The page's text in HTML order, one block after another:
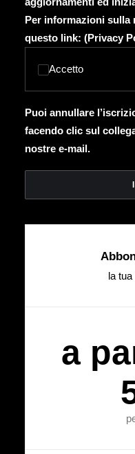
Per informazioni sulla
questo link: (Privacy
Accetto
Puoi annullare
facendo clic sul
nostre e-mail.
la
a